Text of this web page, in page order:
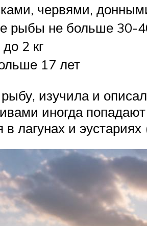
червями,
рыбы не больше 30-
2 кг
17 лет
изучила и
иногда
лагунах и